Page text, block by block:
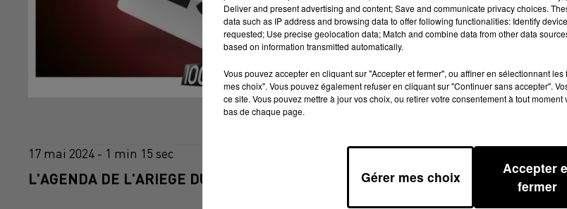
17 mai 2024 - 1 min 15 sec
L'AGENDA DE L'ARIEGE DU 17/05/2024 À 16H39
Deliver and present advertising and content; Save and communicate privacy choices.
data such as IP address and browsing data to offer following functionalities: Identify
requested; Use precise geolocation data; Match and combine data from other data
based on information transmitted automatically.
Vous pouvez accepter en cliquant sur "Accepter et fermer", ou affiner en sélectionnant
mes choix". Vous pouvez également refuser en cliquant sur "Continuer sans accepter".
ce site. Vous pouvez mettre à jour vos choix, ou retirer votre consentement à tout
bas de chaque page.
Gérer mes choix
Accepter
fermer